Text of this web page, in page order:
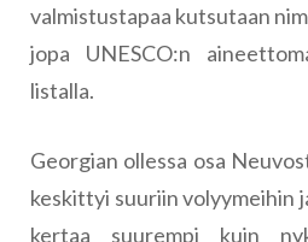
valmistustapaa kutsutaan
jopa UNESCO:n
listalla.
Georgian ollessa osa
keskittyi suuriin volyymeihin
kertaa suurempi kuin